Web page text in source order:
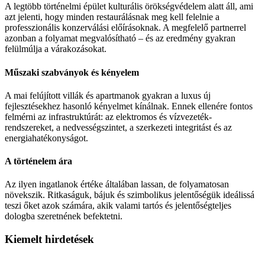
A legtöbb történelmi épület kulturális örökségvédelem alatt áll, ami
azt jelenti, hogy minden restaurálásnak meg kell felelnie a
professzionális konzerválási előírásoknak. A megfelelő partnerrel
azonban a folyamat megvalósítható – és az eredmény gyakran
felülmúlja a várakozásokat.
Műszaki szabványok és kényelem
A mai felújított villák és apartmanok gyakran a luxus új
fejlesztésekhez hasonló kényelmet kínálnak. Ennek ellenére fontos
felmérni az infrastruktúrát: az elektromos és vízvezeték-
rendszereket, a nedvességszintet, a szerkezeti integritást és az
energiahatékonyságot.
A történelem ára
Az ilyen ingatlanok értéke általában lassan, de folyamatosan
növekszik. Ritkaságuk, bájuk és szimbolikus jelentőségük ideálissá
teszi őket azok számára, akik valami tartós és jelentőségteljes
dologba szeretnének befektetni.
Kiemelt hirdetések